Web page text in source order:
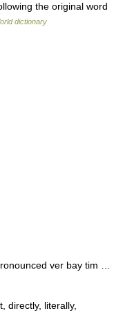
the original word
dictionary
ver bay tim …
directly, literally,